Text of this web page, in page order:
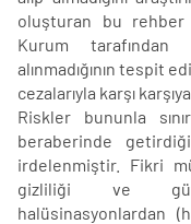
oluşturan bu rehber
Kurum tarafından
alınmadığının tespit
cezalarıyla karşı
Riskler bununla
beraberinde
irdelenmiştir. Fikri
gizliliği ve
halüsinasyonlardan